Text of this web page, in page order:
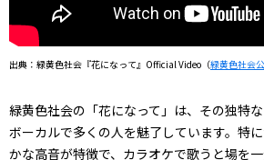
出典：緑黄色社会『花になって』Official Video（緑黄色社会
緑黄色社会の「花になって」は、その独特
ボーカルで多くの人を魅了しています。特
かな高音が特徴で、カラオケで歌うと場を